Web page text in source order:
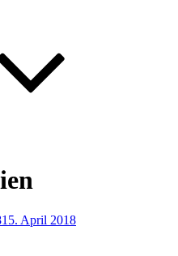
15. April 2018